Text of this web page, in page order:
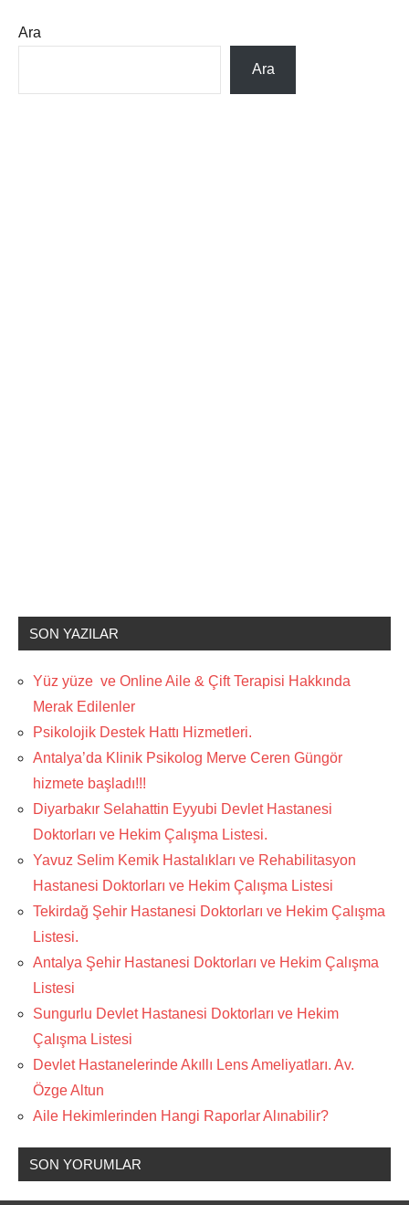
online
Ara
Ara
SON YAZILAR
Yüz yüze ve Online Aile & Çift Terapisi Hakkında
Merak Edilenler
Psikolojik Destek Hattı Hizmetleri.
Antalya’da Klinik Psikolog Merve Ceren Güngör
hizmete başladı!!!
Diyarbakır Selahattin Eyyubi Devlet Hastanesi
Doktorları ve Hekim Çalışma Listesi.
Yavuz Selim Kemik Hastalıkları ve Rehabilitasyon
Hastanesi Doktorları ve Hekim Çalışma Listesi
Tekirdağ Şehir Hastanesi Doktorları ve Hekim Çalışma
Listesi.
Antalya Şehir Hastanesi Doktorları ve Hekim Çalışma
Listesi
Sungurlu Devlet Hastanesi Doktorları ve Hekim
Çalışma Listesi
Devlet Hastanelerinde Akıllı Lens Ameliyatları. Av.
Özge Altun
Aile Hekimlerinden Hangi Raporlar Alınabilir?
SON YORUMLAR